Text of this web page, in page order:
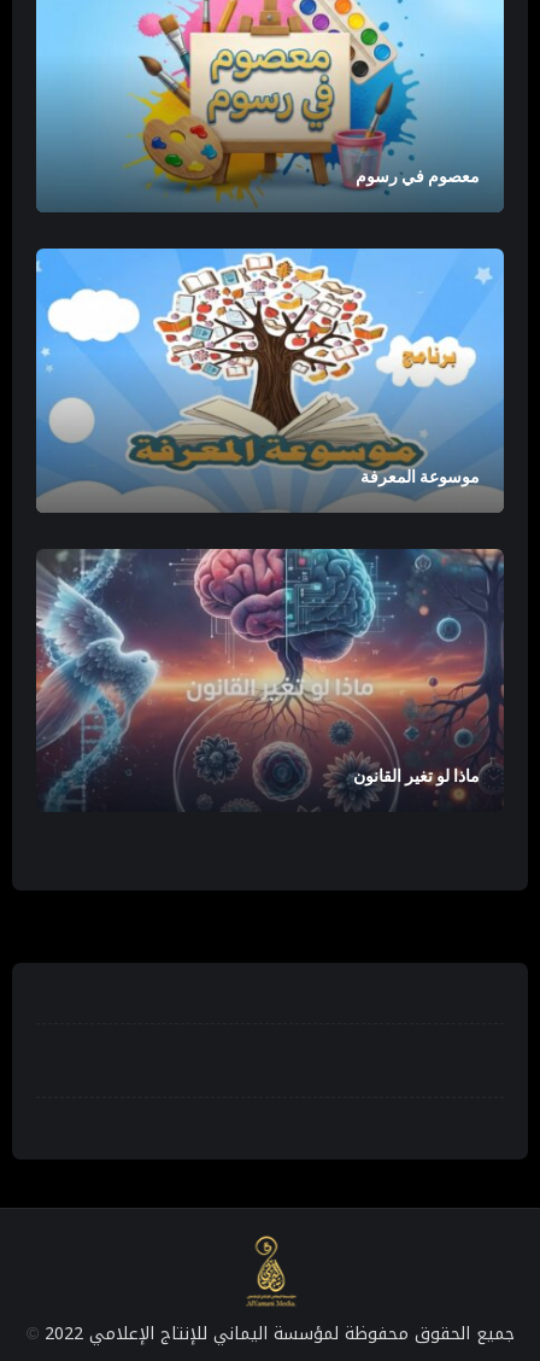
معصوم في رسوم
موسوعة المعرفة
ماذا لو تغير القانون
جميع الحقوق محفوظة لمؤسسة اليماني للإنتاج الإعلامي 2022 ©